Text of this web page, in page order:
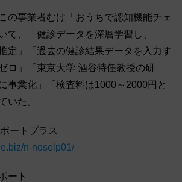
の事業者むけ「おうちで認知機能チェ
て、「健診データを深層学習し、
定」「過去の健診結果データを入力す
ロ」「東京大学 酒谷特任教授の研
事業化」「検査料は1000～2000円と
いた。
ートプラス
n-noselp01/
ート